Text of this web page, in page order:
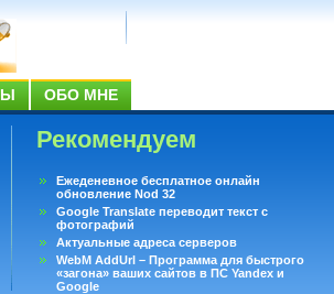
ОБО МНЕ
Рекомендуем
Ежеденевное бесплатное онлайн
обновление Nod 32
Google Translate переводит текст с
фотографий
Актуальные адреса серверов
WebM AddUrl – Программа для быстрого
«загона» ваших сайтов в ПС Yandex и
Google